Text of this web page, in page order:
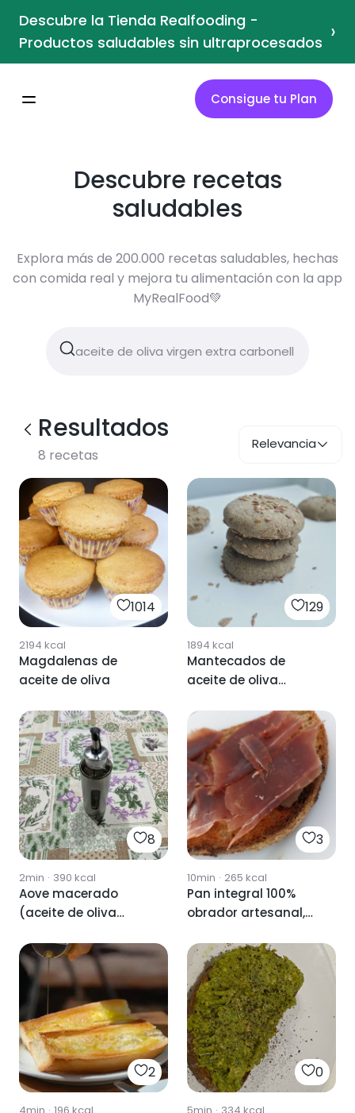
Descubre la Tienda Realfooding -
Productos saludables sin ultraprocesados ›
Consigue tu Plan
Descubre recetas
saludables
Explora más de 200.000 recetas saludables, hechas
con comida real y mejora tu alimentación con la app
MyRealFood💚
Resultados
8 recetas
Relevancia
1014
2194 kcal
Magdalenas de
aceite de oliva
129
1894 kcal
Mantecados de
aceite de oliva
8
2min · 390 kcal
Aove macerado
(aceite de oliva
3
10min · 265 kcal
Pan integral 100%
obrador artesanal,
extra, jamón serrano
2 0